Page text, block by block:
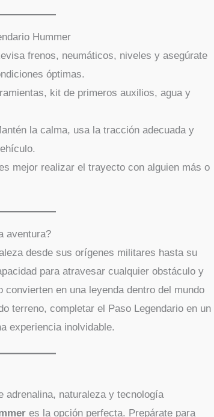
Hummer
frenos, neumáticos, niveles y asegúrate
óptimas.
kit de primeros auxilios, agua y
la calma, usa la tracción adecuada y
mejor realizar el trayecto con alguien más o
aventura?
desde sus orígenes militares hasta su
para atravesar cualquier obstáculo y
en una leyenda dentro del mundo
terreno, completar el Paso Legendario en un
experiencia inolvidable.
adrenalina, naturaleza y tecnología
es la opción perfecta. Prepárate para